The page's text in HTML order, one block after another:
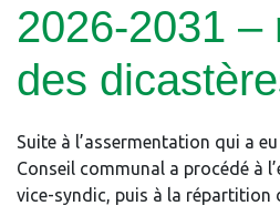
2026-2031 –
des
Suite à l’assermentation qui a
Conseil communal a procédé à
vice-syndic, puis à la répartition